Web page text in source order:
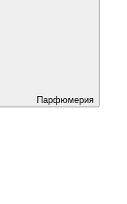
Парфюмерия